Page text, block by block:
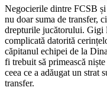
Negocierile dintre FCSB
nu doar suma de transfer,
drepturile jucătorului. Gigi
complicată datorită
căpitanul echipei de la
fi trebuit să primească
ceea ce a adăugat un strat
transfer.